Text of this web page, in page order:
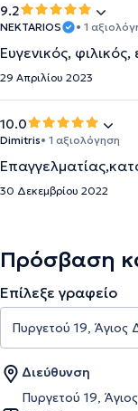
9.2
NEKTARIOS • 1
Ευγενικός,
29 Απριλίου 2023
10.0
Dimitris• 1 αξιολόγηση
30 Δεκεμβρίου 2022
Πρόσβαση
Επίλεξε γραφείο
Διεύθυνση
Πυργετού 19,